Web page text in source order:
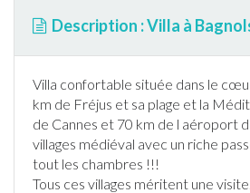
Description : Villa à
Villa confortable située dans le
km de Fréjus et sa plage et la
de Cannes et 70 km de l aéroport
villages médiéval avec un riche
tout les chambres !!!
Tous ces villages méritent une